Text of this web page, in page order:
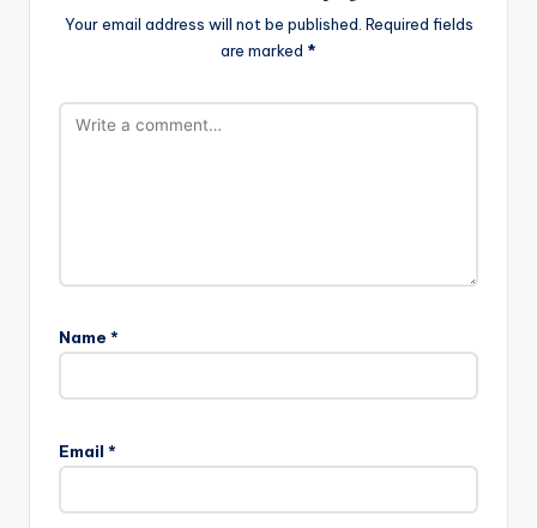
Your email address will not be published. Required fields
are marked *
Name *
Email *